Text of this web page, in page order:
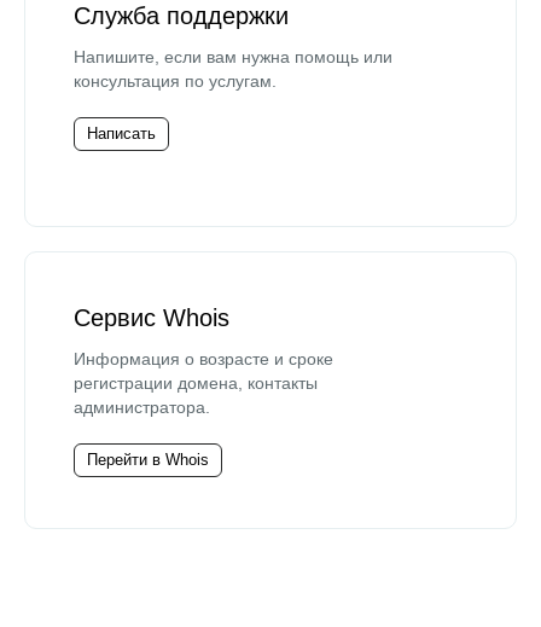
Служба поддержки
Напишите, если вам нужна помощь или
консультация по услугам.
Написать
Сервис Whois
Информация о возрасте и сроке
регистрации домена, контакты
администратора.
Перейти в Whois